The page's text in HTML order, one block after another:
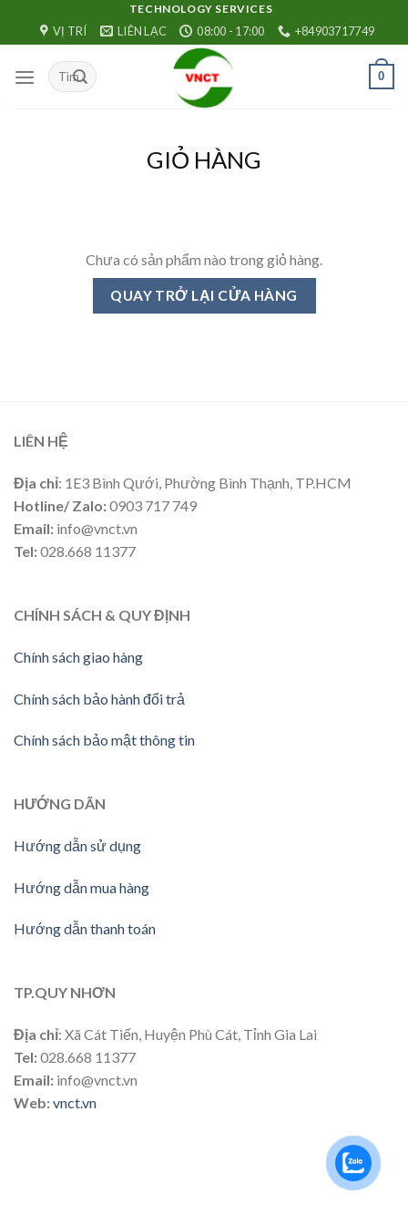
TECHNOLOGY SERVICES
VỊ TRÍ LIÊN LẠC 08:00 - 17:00 +84903717749
0
GIỎ HÀNG
Chưa có sản phẩm nào trong giỏ hàng.
QUAY TRỞ LẠI CỬA HÀNG
LIÊN HỆ
Địa chỉ: 1E3 Bình Qưới, Phường Bình Thạnh, TP.HCM
Hotline/ Zalo:0903 717 749
Email: info@vnct.vn
Tel:028.668 11377
CHÍNH SÁCH & QUY ĐỊNH
Chính sách giao hàng
Chính sách bảo hành đổi trả
Chính sách bảo mật thông tin
HƯỚNG DÃN
Hướng dẫn sử dụng
Hướng dẫn mua hàng
Hướng dẫn thanh toán
TP.QUY NHƠN
Địa chỉ: Xã Cát Tiến, Huyện Phù Cát, Tỉnh Gia Lai
Tel:028.668 11377
Email: info@vnct.vn
Web:vnct.vn